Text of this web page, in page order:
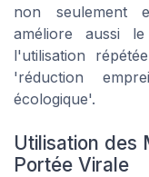
non seulement
améliore aussi
l'utilisation
'réduction
écologique'.
Utilisation des
Portée Virale